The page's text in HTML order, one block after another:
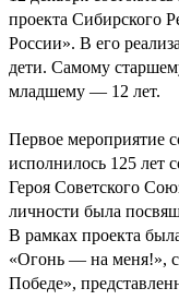
проекта Сибирского
России». В его
дети. Самому
младшему — 12 лет.
Первое мероприятие
исполнилось 125 лет
Героя Советского
личности была
В рамках проекта
«Огонь — на меня!», с
Победе»,